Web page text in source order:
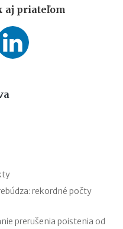
aj priateľom
rekordné počty
prerušenia poistenia od